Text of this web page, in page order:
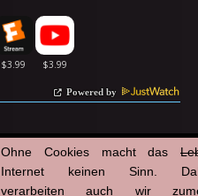
Powered by
Ohne Cookies macht das
Internet keinen Sinn.
verarbeiten auch wir